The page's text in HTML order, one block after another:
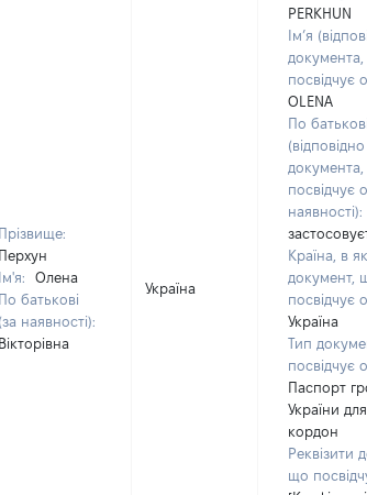
Прізвище:
Перхун
Ім'я:
Олена
По батькові
(за наявності):
Вікторівна
Україна
PERKHUN
Ім’я
посвідчує
OLENA
По батькові
посвідчує
наявності):
Країна, в
документ,
посвідчує
Україна
Тип
посвідчує
Паспорт
України
кордон
Реквізити
що